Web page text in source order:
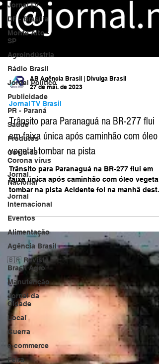
Jornal TV
DF - Brasília
Monte Alto -
SP
Agroindústria
Rádio Brasil
Jornal Político
Publicidade
PR - Paraná
Saúde
Produtos
Covid-19
Corona vírus
Jornal
Nacional
Jornal
Internacional
Eventos
Alimentação
Agência Brasil
🇧🇷 Revista
Brasil Agro
Manutenção
Jornal da
Cidade
Local
Guerra
e-commerce
Feira
AB Agência Brasil | Divulga Brasil
27 de mai. de 2023
Jornal TV Brasil
Trânsito para Paranaguá na BR-277 flui
em faixa única após caminhão com óleo
vegetal tombar na pista
Trânsito para Paranaguá na BR-277 flui em
faixa única após caminhão com óleo vegetal
sábado...